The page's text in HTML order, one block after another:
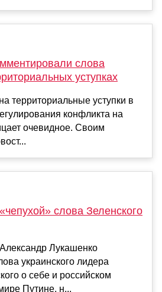
слова
уступках
территориальные уступки в
конфликта на
очевидное. Своим
слова Зеленского
Лукашенко
украинского лидера
о себе и российском
Путине, н...